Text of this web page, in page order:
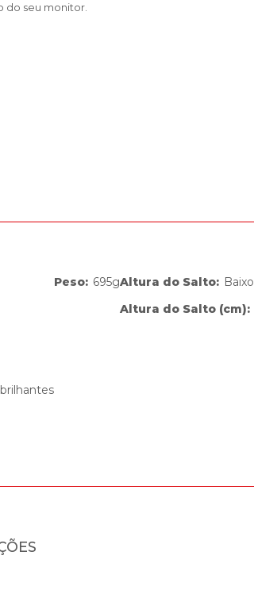
do seu monitor.
Peso: 695gAltura do Salto: Baixo
Altura do Salto (cm):